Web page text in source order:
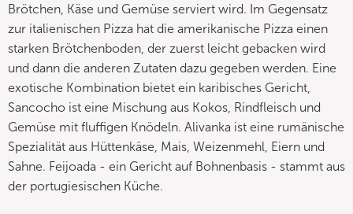
Brötchen, Käse und Gemüse serviert wird. Im Gegensatz
zur italienischen Pizza hat die amerikanische Pizza einen
starken Brötchenboden, der zuerst leicht gebacken wird
und dann die anderen Zutaten dazu gegeben werden. Eine
exotische Kombination bietet ein karibisches Gericht,
Sancocho ist eine Mischung aus Kokos, Rindfleisch und
Gemüse mit fluffigen Knödeln. Alivanka ist eine rumänische
Spezialität aus Hüttenkäse, Mais, Weizenmehl, Eiern und
Sahne. Feijoada - ein Gericht auf Bohnenbasis - stammt aus
der portugiesischen Küche.